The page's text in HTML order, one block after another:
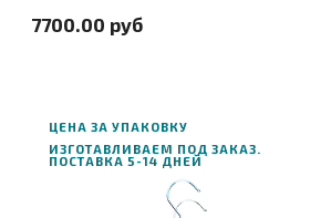
7700.00 руб
Количество в упаковке
ЦЕНА ЗА УПАКОВКУ
ИЗГОТАВЛИВАЕМ ПОД ЗАКАЗ.
ПОСТАВКА 5-14 ДНЕЙ